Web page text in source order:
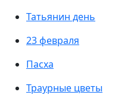
Татьянин день
23 февраля
Пасха
Траурные цветы